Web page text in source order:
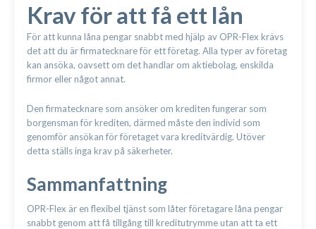
Krav för att få ett lån
För att kunna låna pengar snabbt med hjälp av OPR-Flex krävs
det att du är firmatecknare för ett företag. Alla typer av företag
kan ansöka, oavsett om det handlar om aktiebolag, enskilda
firmor eller något annat.
Den firmatecknare som ansöker om krediten fungerar som
borgensman för krediten, därmed måste den individ som
genomför ansökan för företaget vara kreditvärdig. Utöver
detta ställs inga krav på säkerheter.
Sammanfattning
OPR-Flex är en flexibel tjänst som låter företagare låna pengar
snabbt genom att få tillgång till kreditutrymme utan att ta ett